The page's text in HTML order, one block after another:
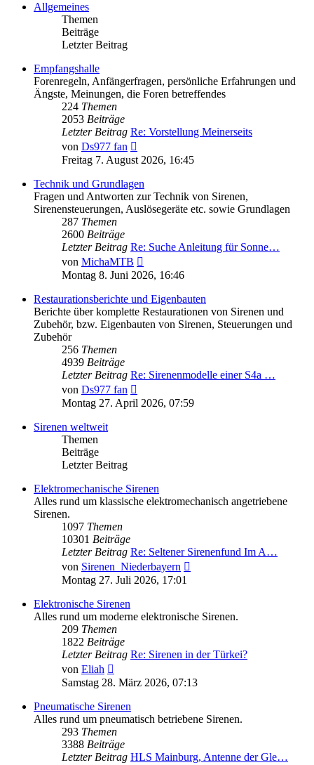
Allgemeines
Themen
Beiträge
Letzter Beitrag
Empfangshalle
Forenregeln, Anfängerfragen, persönliche Erfahrungen und
Ängste, Meinungen, die Foren betreffendes
224 Themen
2053 Beiträge
Letzter Beitrag Re: Vorstellung Meinerseits
von Ds977 fan
Beitrag
Freitag 7. August 2026, 16:45
Technik und Grundlagen
Fragen und Antworten zur Technik von Sirenen,
Sirenensteuerungen, Auslösegeräte etc. sowie Grundlagen
287 Themen
2600 Beiträge
Letzter Beitrag Re: Suche Anleitung für Sonne…
von MichaMTB
Beitrag
Montag 8. Juni 2026, 16:46
Restaurationsberichte und Eigenbauten
Berichte über komplette Restaurationen von Sirenen und
Zubehör, bzw. Eigenbauten von Sirenen, Steuerungen und
Zubehör
256 Themen
4939 Beiträge
Letzter Beitrag Re: Sirenenmodelle einer S4a …
von Ds977 fan
Beitrag
Montag 27. April 2026, 07:59
Sirenen weltweit
Themen
Beiträge
Letzter Beitrag
Elektromechanische Sirenen
Alles rund um klassische elektromechanisch angetriebene
Sirenen.
1097 Themen
10301 Beiträge
Letzter Beitrag Re: Seltener Sirenenfund Im A…
von Sirenen_Niederbayern
Montag 27. Juli 2026, 17:01
Elektronische Sirenen
Alles rund um moderne elektronische Sirenen.
209 Themen
1822 Beiträge
Letzter Beitrag Re: Sirenen in der Türkei?
von Eliah
Beitrag
Samstag 28. März 2026, 07:13
Pneumatische Sirenen
Alles rund um pneumatisch betriebene Sirenen.
293 Themen
3388 Beiträge
Letzter Beitrag HLS Mainburg, Antenne der Gle…